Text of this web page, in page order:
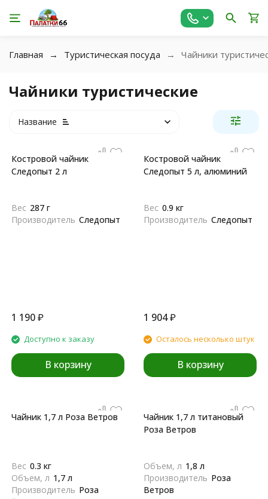
Главная Туристическая посуда Чайники
Чайники туристические
Название
Костровой чайник
Следопыт 2 л
Вес 287 г
Производитель Следопыт
1 190₽
Доступно к заказу
В корзину
Костровой чайник
Следопыт 5 л, алюминий
Вес 0.9 кг
Производитель Следопыт
1 904₽
Осталось несколько штук
В корзину
Чайник 1,7 л Роза Ветров
Вес 0.3 кг
Объем, л 1,7 л
Производитель Роза
Чайник 1,7 л титановый
Роза Ветров
Объем, л 1,8 л
Производитель Роза
Ветров